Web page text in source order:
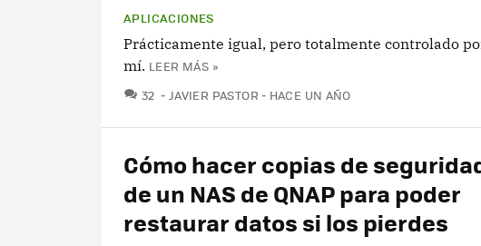
APLICACIONES
Prácticamente igual, pero totalmente controlado
mí. LEER MÁS »
32 COMENTARIOS
JAVIER PASTOR HACE UN AÑO
Cómo hacer copias de
de un NAS de QNAP para poder
restaurar datos si los pierdes